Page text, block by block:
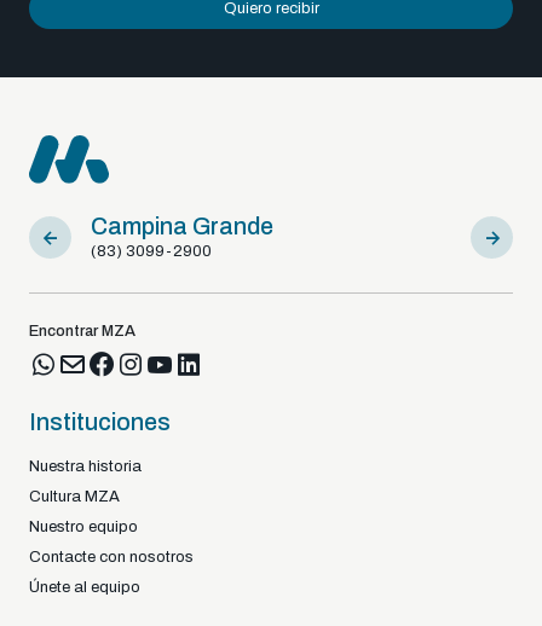
Quiero recibir
Campina Grande
(83) 3099-2900
Sousa
(83)
Encontrar MZA
Instituciones
Nuestra historia
Cultura MZA
Nuestro equipo
Contacte con nosotros
Únete al equipo